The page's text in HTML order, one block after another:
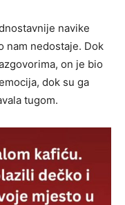
navike
nam nedostaje. Dok
on je bio
dok su ga
tugom.